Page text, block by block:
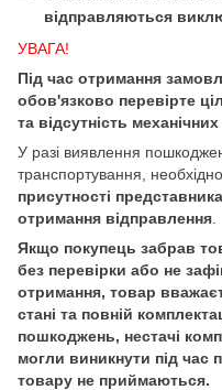
відправляються
УВАГА!
Під час отримання
обов'язково перевірте
та відсутність
У разі виявлення
транспортування, необхідно
присутності
отримання відправлення
Якщо покупець забрав
без перевірки або не
отримання, товар
стані та повній
пошкоджень, нестачі
могли виникнути під час
товару не приймаються.